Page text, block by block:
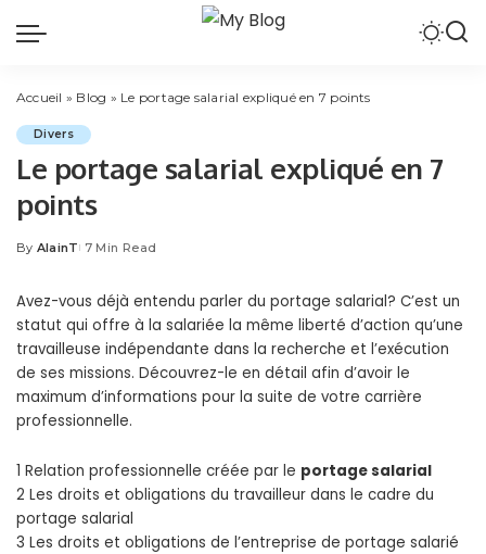
Accueil » Blog » Le portage salarial expliqué en 7 points
Divers
Le portage salarial expliqué en 7
points
Posted
By AlainT 7 Min Read
Avez-vous déjà entendu parler du portage salarial? C’est un
statut qui offre à la salariée la même liberté d’action qu’une
travailleuse indépendante dans la recherche et l’exécution
de ses missions. Découvrez-le en détail afin d’avoir le
maximum d’informations pour la suite de votre carrière
professionnelle.
1 Relation professionnelle créée par le portage salarial
2 Les droits et obligations du travailleur dans le cadre du
portage salarial
3 Les droits et obligations de l’entreprise de portage salarié